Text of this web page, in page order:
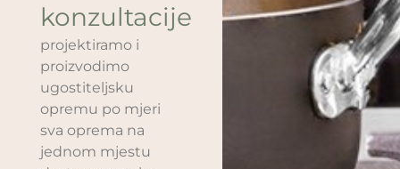
konzultacije
projektiramo i
proizvodimo
ugostiteljsku
opremu po mjeri
sva oprema na
jednom mjestu